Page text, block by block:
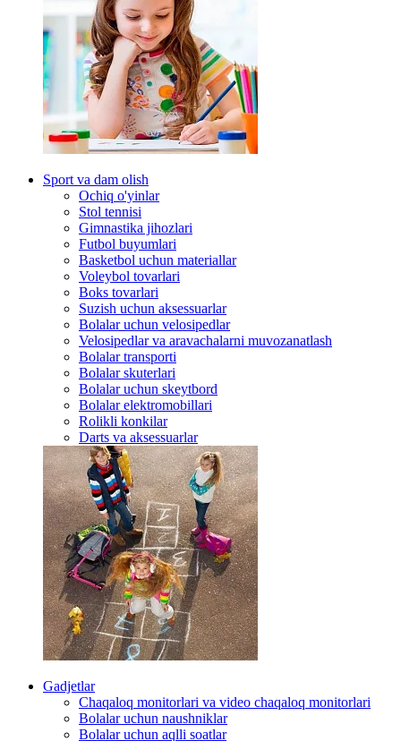
Sport va dam olish
Ochiq o'yinlar
Stol tennisi
Gimnastika jihozlari
Futbol buyumlari
Basketbol uchun materiallar
Voleybol tovarlari
Boks tovarlari
Suzish uchun aksessuarlar
Bolalar uchun velosipedlar
Velosipedlar va aravachalarni muvozanatlash
Bolalar transporti
Bolalar skuterlari
Bolalar uchun skeytbord
Bolalar elektromobillari
Rolikli konkilar
Darts va aksessuarlar
Gadjetlar
Chaqaloq monitorlari va video chaqaloq monitorlari
Bolalar uchun naushniklar
Bolalar uchun aqlli soatlar